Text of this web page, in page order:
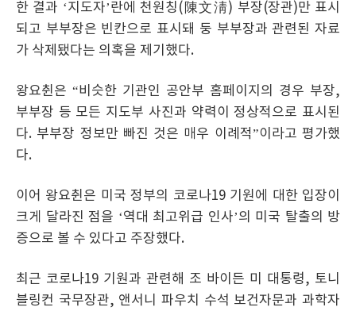
한 결과 ‘지도자’란에 천원칭(陳文淸) 부장(장관)만 표시
되고 부부장은 빈칸으로 표시돼 둥 부부장과 관련된 자료
가 삭제됐다는 의혹을 제기했다.
왕요췬은 “비슷한 기관인 공안부 홈페이지의 경우 부장,
부부장 등 모든 지도부 사진과 약력이 정상적으로 표시된
다. 부부장 정보만 빠진 것은 매우 이례적”이라고 평가했
다.
이어 왕요췬은 미국 정부의 코로나19 기원에 대한 입장이
크게 달라진 점을 ‘역대 최고위급 인사’의 미국 탈출의 방
증으로 볼 수 있다고 주장했다.
최근 코로나19 기원과 관련해 조 바이든 미 대통령, 토니
블링컨 국무장관, 앤서니 파우치 수석 보건자문과 과학자